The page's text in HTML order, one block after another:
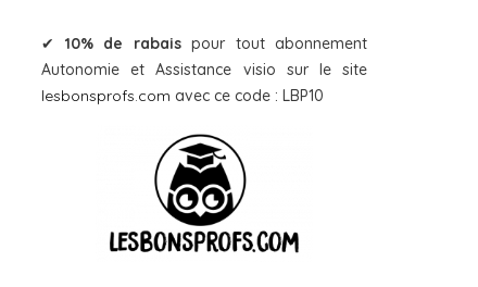
✔ 10% de rabaispour tout abonnement
Autonomie et Assistance visio sur le site
lesbonsprofs.com avec ce code : LBP10